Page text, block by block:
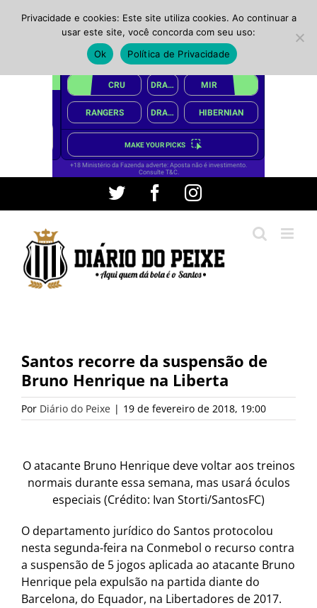
conteúdo
Twitter FacebookInstagram
Santos recorre da suspensão de
Bruno Henrique na Liberta
Por Diário do Peixe | 19 de fevereiro de 2018, 19:00
O atacante Bruno Henrique deve voltar aos treinos
normais durante essa semana, mas usará óculos
especiais (Crédito: Ivan Storti/SantosFC)
O departamento jurídico do Santos protocolou
nesta segunda-feira na Conmebol o recurso contra
a suspensão de 5 jogos aplicada ao atacante Bruno
Henrique pela expulsão na partida diante do
Barcelona, do Equador, na Libertadores de 2017.
Privacidade e cookies: Este site utiliza cookies. Ao continuar a
usar este site, você concorda com seu uso:
Ok
Política de Privacidade